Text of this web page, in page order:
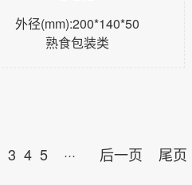
外径(mm):200*140*50
熟食包装类
3 4 5 ··· 后一页 尾页